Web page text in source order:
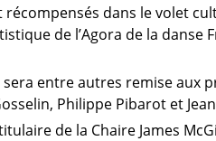
dans le volet
de l’Agora de la danse
entre autres remise aux
Philippe Pibarot et
de la Chaire James